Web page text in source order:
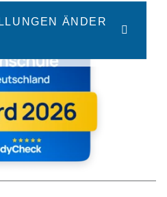
ÄNDER